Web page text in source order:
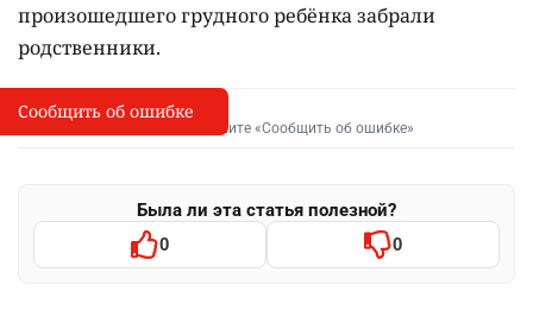
произошедшего грудного ребёнка забрали
родственники.
I
Сообщить об опечатке
Выделите фрагмент и нажмите «Сообщить об ошибке»
Была ли эта статья полезной?
0 0
Сообщить об ошибке